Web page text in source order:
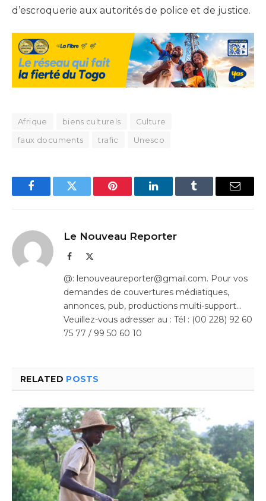
d’escroquerie aux autorités de police et de justice.
Afrique biens culturels
Culture
faux documents
trafic Unesco
FacebookTwitter Pinterest LinkedInTumblr Email
Le Nouveau Reporter
Facebook
@: lenouveaureporter@gmail.com. Pour vos
demandes de couvertures médiatiques,
annonces, pub, productions multi-support…
Veuillez-vous adresser au : Tél : (00 228) 92 60
75 77 / 99 50 60 10
RELATED POSTS